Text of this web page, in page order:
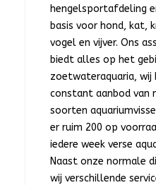
hengelsportafdeling
basis voor hond, kat,
vogel en vijver. Ons
biedt alles op het
zoetwateraquaria, wij
constant aanbod van
soorten
er ruim 200 op
iedere week verse
Naast onze normale
wij verschillende